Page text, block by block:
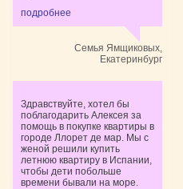
подробнее
Cемья Ямщиковых,
Екатеринбург
Здравствуйте, хотел бы
поблагодарить Алексея за
помощь в покупке квартиры в
городе Ллорет де мар. Мы с
женой решили купить
летнюю квартиру в Испании,
чтобы дети побольше
времени бывали на море.